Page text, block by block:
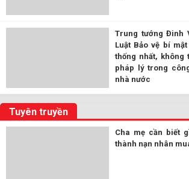
Trung tướng Đinh
Luật Bảo vệ bí
thống nhất, không
pháp lý trong
nhà nước
Tuyên truyền
Cha mẹ cần biết
thành nạn nhân